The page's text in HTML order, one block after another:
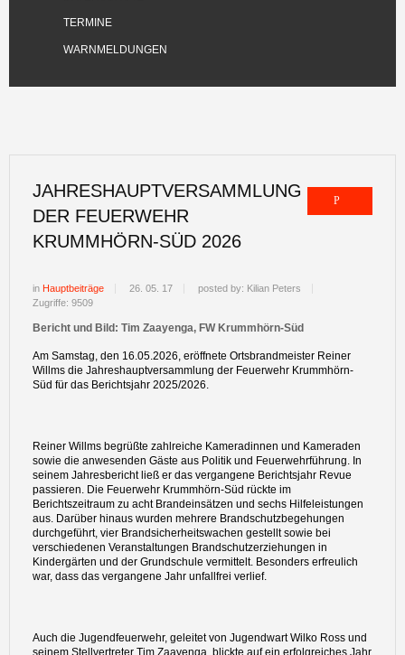
TERMINE
WARNMELDUNGEN
JAHRESHAUPTVERSAMMLUNG
DER FEUERWEHR
KRUMMHÖRN-SÜD 2026
in Hauptbeiträge 26. 05. 17
posted by: Kilian Peters
Zugriffe: 9509
Bericht und Bild: Tim Zaayenga, FW Krummhörn-Süd
Am Samstag, den 16.05.2026, eröffnete Ortsbrandmeister Reiner
Willms die Jahreshauptversammlung der Feuerwehr Krummhörn-
Süd für das Berichtsjahr 2025/2026.
Reiner Willms begrüßte zahlreiche Kameradinnen und Kameraden
sowie die anwesenden Gäste aus Politik und Feuerwehrführung. In
seinem Jahresbericht ließ er das vergangene Berichtsjahr Revue
passieren. Die Feuerwehr Krummhörn-Süd rückte im
Berichtszeitraum zu acht Brandeinsätzen und sechs Hilfeleistungen
aus. Darüber hinaus wurden mehrere Brandschutzbegehungen
durchgeführt, vier Brandsicherheitswachen gestellt sowie bei
verschiedenen Veranstaltungen Brandschutzerziehungen in
Kindergärten und der Grundschule vermittelt. Besonders erfreulich
war, dass das vergangene Jahr unfallfrei verlief.
Auch die Jugendfeuerwehr, geleitet von Jugendwart Wilko Ross und
seinem Stellvertreter Tim Zaayenga, blickte auf ein erfolgreiches Jahr